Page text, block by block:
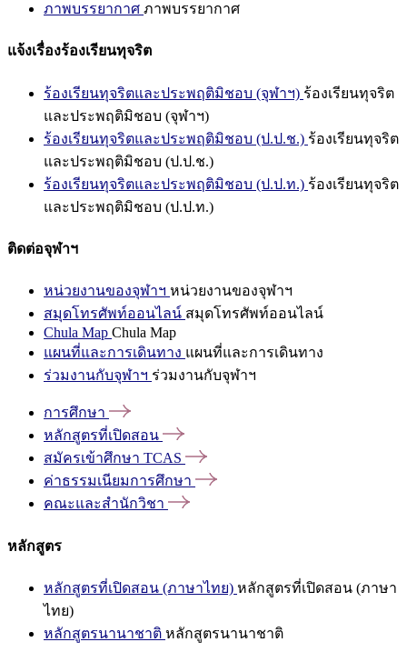
ภาพบรรยากาศ ภาพบรรยากาศ
แจ้งเรื่องร้องเรียนทุจริต
ร้องเรียนทุจริตและประพฤติมิชอบ (จุฬาฯ) ร้องเรียนทุจริต
และประพฤติมิชอบ (จุฬาฯ)
ร้องเรียนทุจริตและประพฤติมิชอบ (ป.ป.ช.) ร้องเรียนทุจริต
และประพฤติมิชอบ (ป.ป.ช.)
ร้องเรียนทุจริตและประพฤติมิชอบ (ป.ป.ท.) ร้องเรียนทุจริต
และประพฤติมิชอบ (ป.ป.ท.)
ติดต่อจุฬาฯ
หน่วยงานของจุฬาฯ หน่วยงานของจุฬาฯ
สมุดโทรศัพท์ออนไลน์ สมุดโทรศัพท์ออนไลน์
Chula Map Chula Map
แผนที่และการเดินทาง แผนที่และการเดินทาง
ร่วมงานกับจุฬาฯ ร่วมงานกับจุฬาฯ
การศึกษา
หลักสูตรที่เปิดสอน
สมัครเข้าศึกษา TCAS
ค่าธรรมเนียมการศึกษา
คณะและสำนักวิชา
หลักสูตร
หลักสูตรที่เปิดสอน (ภาษาไทย) หลักสูตรที่เปิดสอน (ภาษา
ไทย)
หลักสูตรนานาชาติ หลักสูตรนานาชาติ